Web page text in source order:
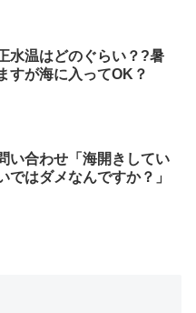
水温はどのぐらい？?暑
すが海に入ってOK？
い合わせ「海開きしてい
ではダメなんですか？」